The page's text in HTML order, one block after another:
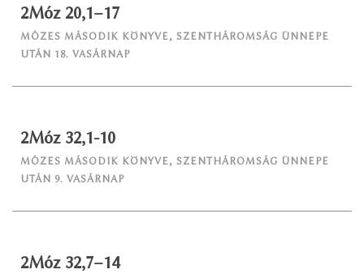
2Móz 20,1–17
MÓZES MÁSODIK KÖNYVE, SZENTHÁROMSÁG ÜNNEPE
UTÁN 18. VASÁRNAP
2Móz 32,1-10
MÓZES MÁSODIK KÖNYVE, SZENTHÁROMSÁG ÜNNEPE
UTÁN 9. VASÁRNAP
2Móz 32,7–14